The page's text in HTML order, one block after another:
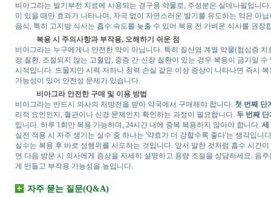
비아그라는 발기부전 치료에 사용되는 경구용 약물로, 주성분은 실데나필입니
이 있을 때만 효과가 나타나며, 자극 없이 자연스러운 발기를 유도하는 약은 아
음식, 특히 고지방 식사는 흡수 속도를 늦출 수 있어 복용 전 가벼운 식사를 권장
복용 시 주의사항과 부작용, 오해하기 쉬운 점
비아그라는 누구에게나 안전한 약이 아닙니다. 특히 질산염 계열 약물(협심증
장 질환, 조절되지 않는 고혈압, 중증 간·신장 질환이 있는 경우 복용이 금기일
시적입니다. 드물지만 시력 저하나 청력 손실 같은 이상 증상이 나타나면 즉시
가능성이 있어 안전성 문제가 있습니다.
비아그라 안전한 구매 및 이용 방법
비아그라는 반드시 의사의 처방전을 받아 약국에서 구매해야 합니다. 첫 번째 단
리적 요인인지, 혈관이나 신경 문제인지 확인하는 과정이 필요합니다. 두 번째 단
입니다. 하루 1회만 복용 가능하며, 24시간 내에 중복 복용하지 않아야 합니다. 세
실전 적용 시 자주 생기는 실수 중 하나는 '약효가 더 강할수록 좋다'는 생각입
실수는 복용 후 바로 성행위를 시도하는 것입니다. 앞서 말한 것처럼 흡수 시간
면 다음 방문 시 의사에게 증상을 자세히 설명하고 용량 조절을 상담하세요. 음
게 만들고 부작용 가능성을 높입니다.
자주 묻는 질문(Q&A)